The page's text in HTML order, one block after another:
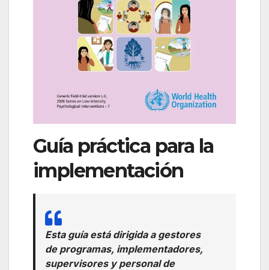
Guía práctica para la
implementación
Esta guía está dirigida a gestores
de programas, implementadores,
supervisores y personal de